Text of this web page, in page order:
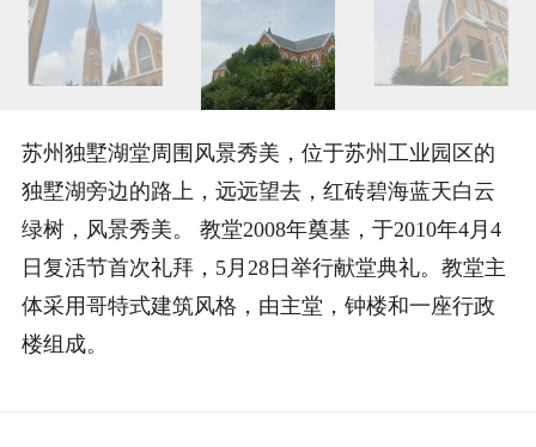
苏州独墅湖堂周围风景秀美，位于苏州工业园区的
独墅湖旁边的路上，远远望去，红砖碧海蓝天白云
绿树，风景秀美。 教堂2008年奠基，于2010年4月4
日复活节首次礼拜，5月28日举行献堂典礼。教堂主
体采用哥特式建筑风格，由主堂，钟楼和一座行政
楼组成。